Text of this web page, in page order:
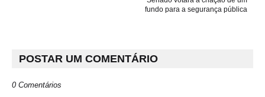
fundo para a segurança pública
POSTAR UM COMENTÁRIO
0 Comentários